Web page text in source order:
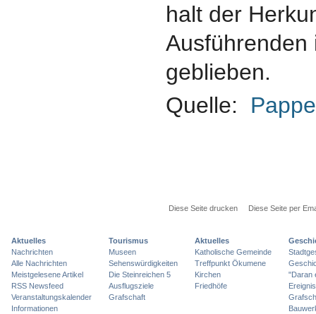
halt der
Ausführenden
geblieben.
Quelle:
Diese Seite drucken Diese Seite per
Aktuelles
Nachrichten
Alle Nachrichten
Meistgelesene Artikel
RSS Newsfeed
Veranstaltungskalender
Informationen
Tourismus
Museen
Sehenswürdigkeiten
Die Steinreichen 5
Ausflugsziele
Grafschaft
Aktuelles
Katholische Gemeinde
Treffpunkt Ökumene
Kirchen
Friedhöfe
"Daran